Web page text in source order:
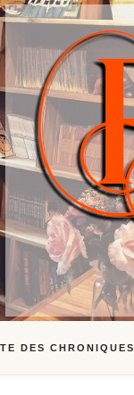
DES CHRONIQUES